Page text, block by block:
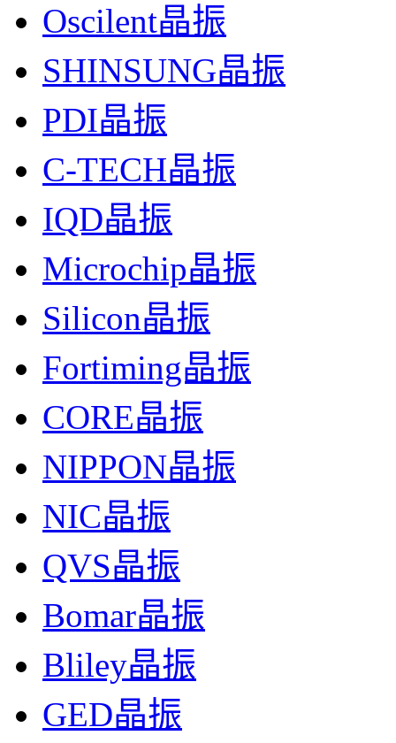
Oscilent晶振
SHINSUNG晶振
PDI晶振
C-TECH晶振
IQD晶振
Microchip晶振
Silicon晶振
Fortiming晶振
CORE晶振
NIPPON晶振
NIC晶振
QVS晶振
Bomar晶振
Bliley晶振
GED晶振